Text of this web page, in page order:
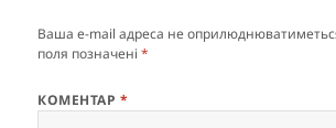
Ваша e-mail адреса не
поля позначені*
КОМЕНТАР *